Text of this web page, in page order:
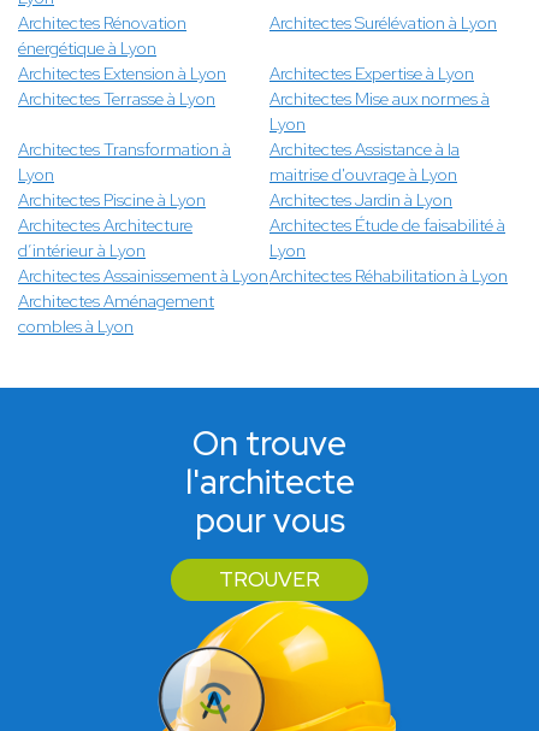
Architectes Rénovation
énergétique à Lyon
Architectes Surélévation à Lyon
Architectes Extension à Lyon
Architectes Expertise à Lyon
Architectes Terrasse à Lyon
Architectes Mise aux normes à
Lyon
Architectes Transformation à
Lyon
Architectes Assistance à la
maitrise d'ouvrage à Lyon
Architectes Piscine à Lyon
Architectes Jardin à Lyon
Architectes Architecture
d’intérieur à Lyon
Architectes Étude de faisabilité à
Lyon
Architectes Assainissement à LyonArchitectes Réhabilitation à Lyon
Architectes Aménagement
combles à Lyon
On trouve
l'architecte
pour vous
TROUVER